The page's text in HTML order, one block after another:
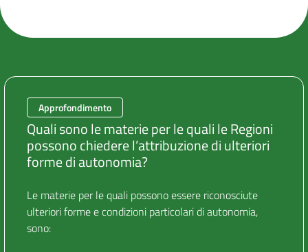
Approfondimento
Quali sono le materie per le quali le Regioni
possono chiedere l’attribuzione di ulteriori
forme di autonomia?
Le materie per le quali possono essere riconosciute
ulteriori forme e condizioni particolari di autonomia,
sono: